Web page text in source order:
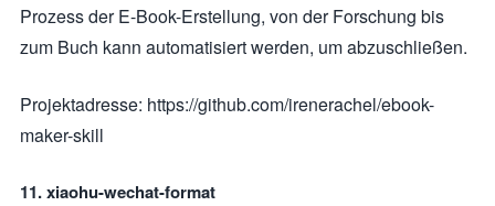
Prozess der E-Book-Erstellung, von der Forschung bis
zum Buch kann automatisiert werden, um abzuschließen.
Projektadresse: https://github.com/irenerachel/ebook-
maker-skill
11. xiaohu-wechat-format